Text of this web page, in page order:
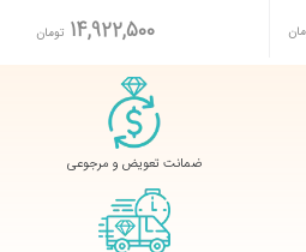
14,922,500 تومان
ضمانت تعویض و مرجوعی